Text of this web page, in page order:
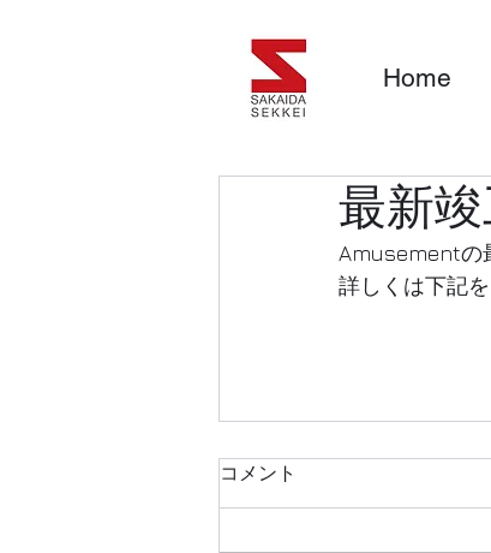
Home
最新
Amusementの
詳しくは下記を
コメント